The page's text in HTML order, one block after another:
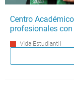
Centro
profesionales con
Vida Estudiantil